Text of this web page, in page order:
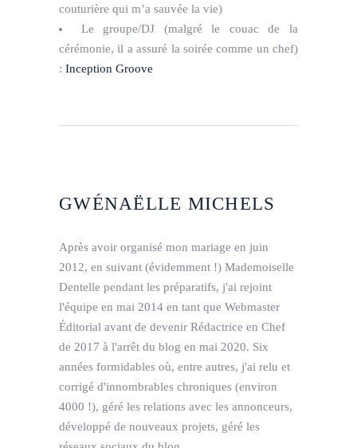
couturière qui m’a sauvée la vie)
Le groupe/DJ (malgré le couac de la
cérémonie, il a assuré la soirée comme un chef)
: Inception Groove
GWÉNAËLLE MICHELS
Après avoir organisé mon mariage en juin
2012, en suivant (évidemment !) Mademoiselle
Dentelle pendant les préparatifs, j'ai rejoint
l'équipe en mai 2014 en tant que Webmaster
Éditorial avant de devenir Rédactrice en Chef
de 2017 à l'arrêt du blog en mai 2020. Six
années formidables où, entre autres, j'ai relu et
corrigé d'innombrables chroniques (environ
4000 !), géré les relations avec les annonceurs,
développé de nouveaux projets, géré les